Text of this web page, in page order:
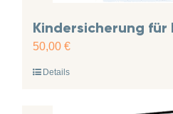
Kindersicherung für
50,00 €
Details